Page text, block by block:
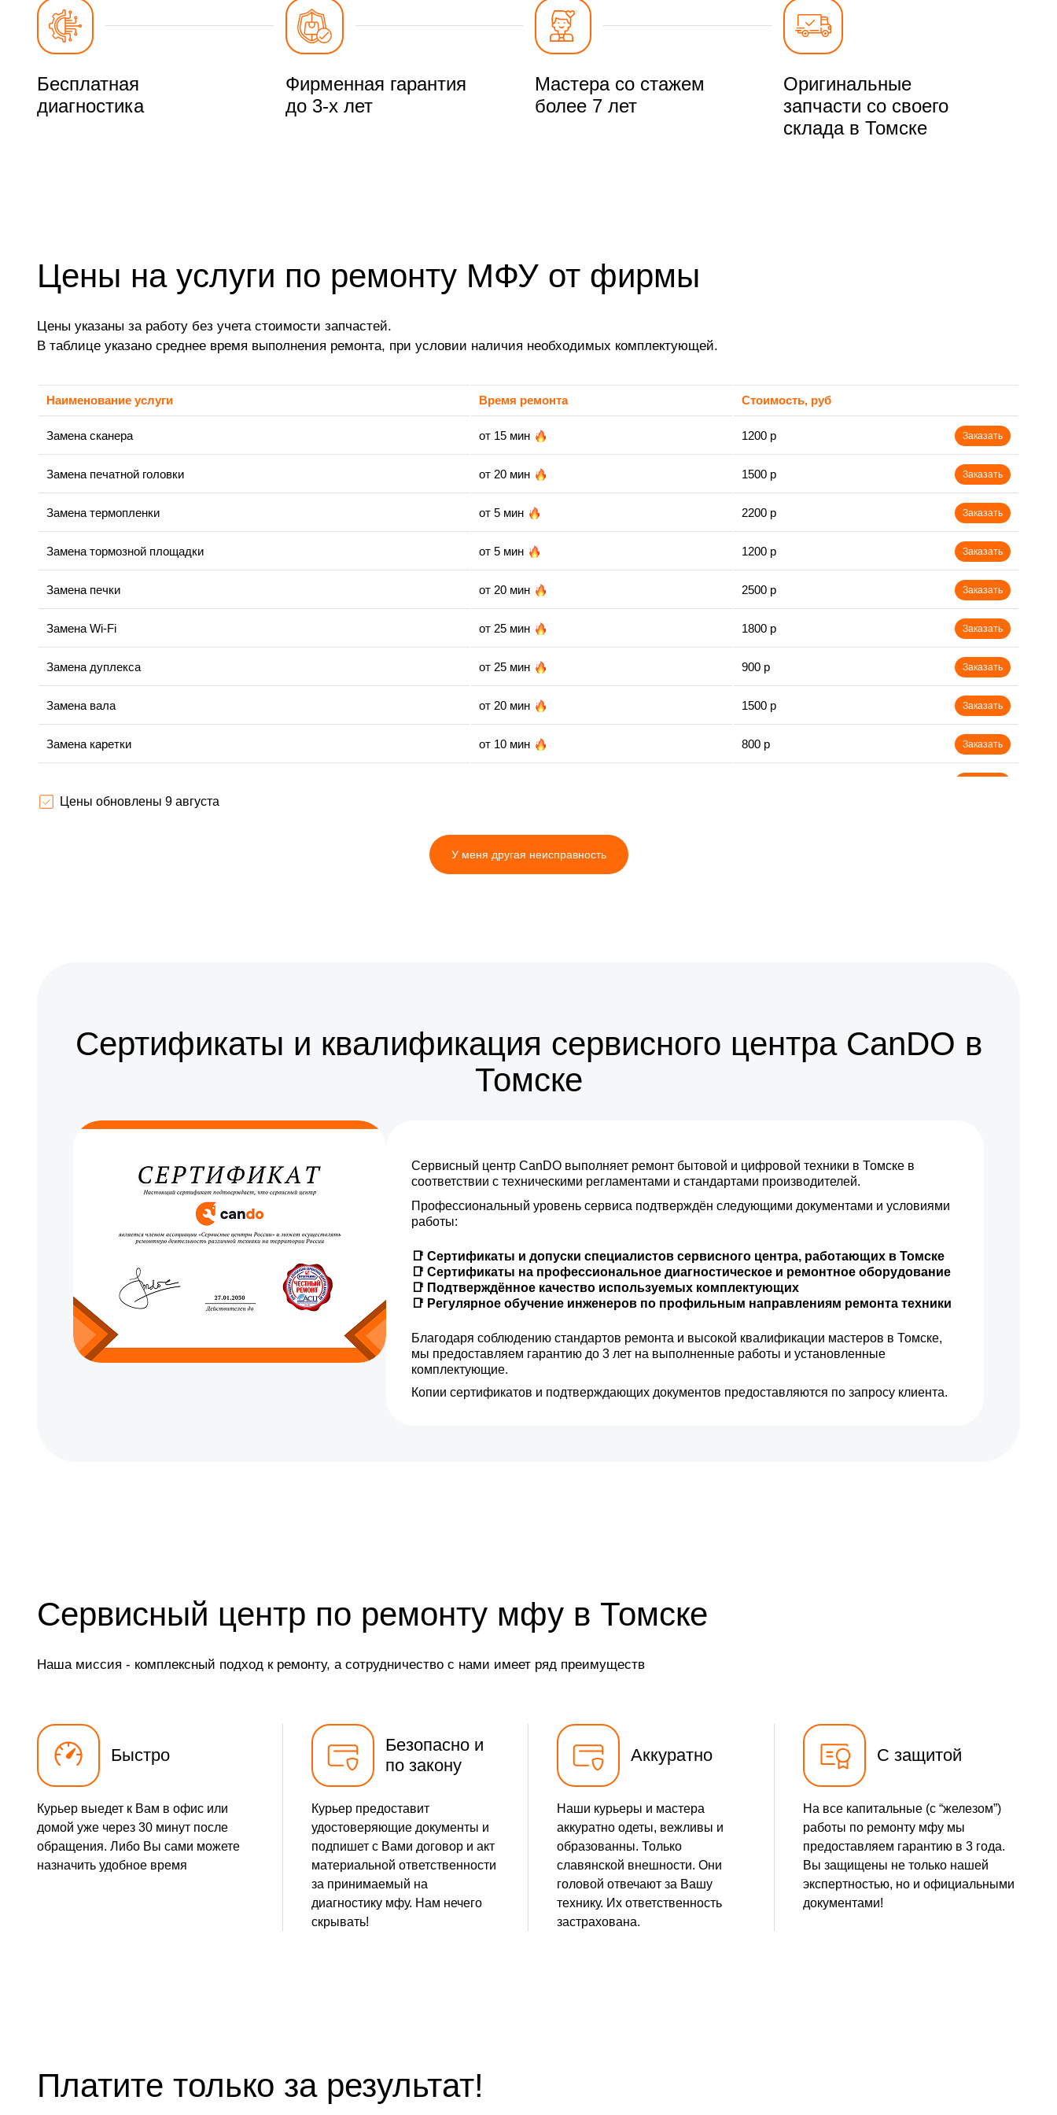
Бесплатная
диагностика
Фирменная гарантия
до 3-х лет
Мастера со стажем
более 7 лет
Оригинальные
запчасти со своего
склада в Томске
Цены на услуги по ремонту МФУ от фирмы
Цены указаны за работу без учета стоимости запчастей.
В таблице указано среднее время выполнения ремонта, при условии наличия необходимых комплектующей.
Наименование услуги Время ремонта Стоимость, руб
Замена сканера от 15 мин 1200 р Заказать
Замена печатной головки от 20 мин 1500 р Заказать
Замена термопленки от 5 мин 2200 р Заказать
Замена тормозной площадки от 5 мин 1200 р Заказать
Замена печки от 20 мин 2500 р Заказать
Замена Wi-Fi от 25 мин 1800 р Заказать
Замена дуплекса от 25 мин 900 р Заказать
Замена вала от 20 мин 1500 р Заказать
Замена каретки от 10 мин 800 р Заказать
от 10 мин
Цены обновлены 9 августа
У меня другая неисправность
Сертификаты и квалификация сервисного центра CanDO в
Томске
Сервисный центр CanDO выполняет ремонт бытовой и цифровой техники в Томске в
соответствии с техническими регламентами и стандартами производителей.
Профессиональный уровень сервиса подтверждён следующими документами и условиями
работы:
📑 Сертификаты и допуски специалистов сервисного центра, работающих в Томске
📑 Сертификаты на профессиональное диагностическое и ремонтное оборудование
📑 Подтверждённое качество используемых комплектующих
📑 Регулярное обучение инженеров по профильным направлениям ремонта техники
Благодаря соблюдению стандартов ремонта и высокой квалификации мастеров в Томске,
мы предоставляем гарантию до 3 лет на выполненные работы и установленные
комплектующие.
Копии сертификатов и подтверждающих документов предоставляются по запросу клиента.
Сервисный центр по ремонту мфу в Томске
Наша миссия - комплексный подход к ремонту, а сотрудничество с нами имеет ряд преимуществ
Быстро
Курьер выедет к Вам в офис или
домой уже через 30 минут после
обращения. Либо Вы сами можете
назначить удобное время
Безопасно и
по закону
Курьер предоставит
удостоверяющие документы и
подпишет с Вами договор и акт
материальной ответственности
за принимаемый на
диагностику мфу. Нам нечего
скрывать!
Аккуратно
Наши курьеры и мастера
аккуратно одеты, вежливы и
образованны. Только
славянской внешности. Они
головой отвечают за Вашу
технику. Их ответственность
застрахована.
С защитой
На все капитальные (с “железом”)
работы по ремонту мфу мы
предоставляем гарантию в 3 года.
Вы защищены не только нашей
экспертностью, но и официальными
документами!
Платите только за результат!